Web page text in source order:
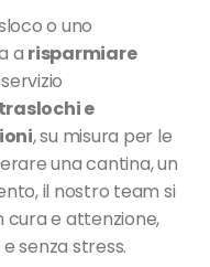
o uno
a risparmiare
traslochi e
, su misura per le
una cantina, un
il nostro team si
e attenzione,
senza stress.